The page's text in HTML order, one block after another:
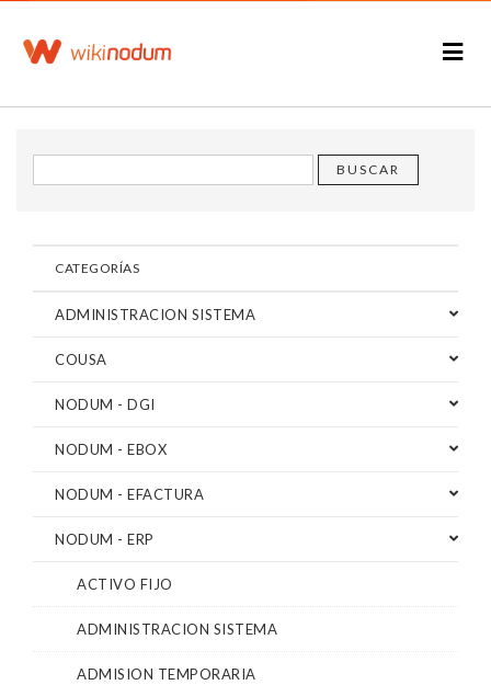
CATEGORÍAS
ADMINISTRACION SISTEMA
COUSA
NODUM - DGI
NODUM - EBOX
NODUM - EFACTURA
NODUM - ERP
ACTIVO FIJO
ADMINISTRACION SISTEMA
ADMISION TEMPORARIA